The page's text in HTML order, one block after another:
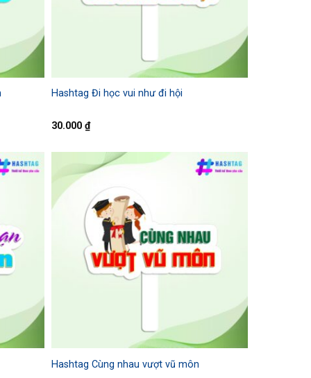
Hashtag Đi học vui như đi hội
30.000₫
Hashtag Cùng nhau vượt vũ môn